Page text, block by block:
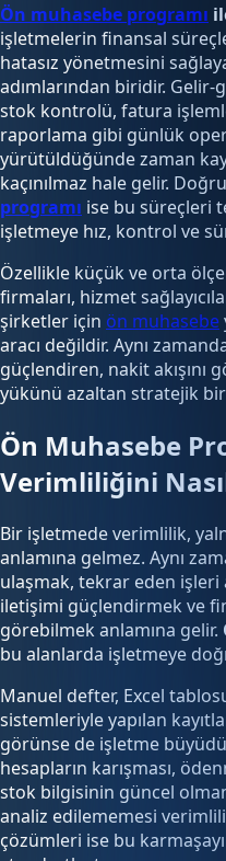
Ön muhasebe programı
işletmelerin finansal
hatasız yönetmesini
adımlarından biridir. Gelir-
stok kontrolü, fatura
raporlama gibi günlük
yürütüldüğünde zaman
kaçınılmaz hale gelir.
programı ise bu süreçleri
işletmeye hız, kontrol ve
Özellikle küçük ve orta
firmaları, hizmet
şirketler için ön muhasebe
aracı değildir. Aynı
güçlendiren, nakit akışını
yükünü azaltan stratejik
Ön Muhasebe
Verimliliğini
Bir işletmede verimlilik,
anlamına gelmez. Aynı
ulaşmak, tekrar eden işleri
iletişimi güçlendirmek ve
görebilmek anlamına gelir.
bu alanlarda işletmeye
Manuel defter, Excel
sistemleriyle yapılan
görünse de işletme
hesapların karışması,
stok bilgisinin güncel
analiz edilememesi
çözümleri ise bu